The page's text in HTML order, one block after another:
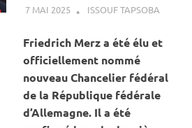
7 MAI 2025 ISSOUF TAPSOBAA LA
Friedrich Merz a été élu et
officiellement nommé
nouveau Chancelier fédéral
de la République fédérale
d’Allemagne. Il a été